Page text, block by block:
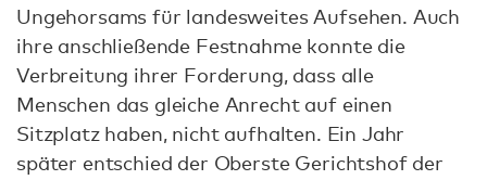
Ungehorsams für landesweites Aufsehen. Auch
ihre anschließende Festnahme konnte die
Verbreitung ihrer Forderung, dass alle
Menschen das gleiche Anrecht auf einen
Sitzplatz haben, nicht aufhalten. Ein Jahr
später entschied der Oberste Gerichtshof der